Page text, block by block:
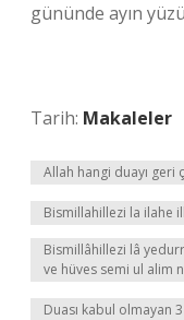
gününde ayın
Tarih: Makaleler
Allah hangi duayı geri
Bismillahillezi la ilahe
Bismillâhillezi lâ
ve hüves semi ul alim
Duası kabul olmayan